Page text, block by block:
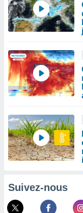
Suivez-nous